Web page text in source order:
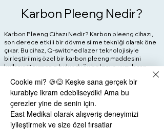
Karbon Pleeng Nedir?
Karbon Pleeng Cihazı Nedir? Karbon pleeng cihazı,
son derece etkili bir dövme silme tekniği olarak öne
çıkar. Bu cihaz, Q-switched lazer teknolojisiyle
birleştirilmiş özel bir karbon pleeng maddesini
kullanır. Dövmenin bulunduğu bölgeye uygulanan
pigmentlerine odaklar. Bu, pigmentlerin
parçalanmasını ve vücut tarafından emilimini
kolaylaştırarak dövmenin silinmesini sağlar. Karbon
pleeng cihazı, hızlı ve etkili sonuçlar elde etmek için
güvenli ve minimal invaziv bir yöntem sunar.
Cookie mi? 🍪😋 Keşke sana gerçek bir
kurabiye ikram edebilseydik! Ama bu
çerezler yine de senin için.
East Medikal olarak alışveriş deneyimizi
iyileştirmek ve size özel fırsatlar